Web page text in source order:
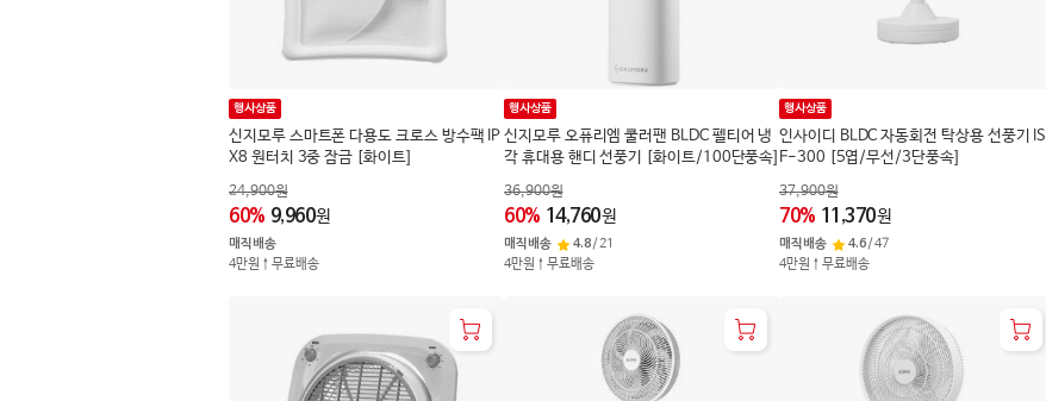
신지모루 스마트폰 다용도 크로스 방수팩 IP
X8 원터치 3중 잠금 [화이트]
행사상품
24,900원
60% 9,960원
매직배송
4만원↑무료배송
신지모루 오퓨리엠 쿨러팬 BLDC 펠티어 냉
각 휴대용 핸디 선풍기 [화이트/100단풍속]
행사상품
36,900원
60% 14,760원
매직배송 4.8/21
4만원↑무료배송
인사이디 BLDC 자동회전 탁상용 선풍기 IS
F-300 [5엽/무선/3단풍속]
행사상품
37,900원
70% 11,370원
매직배송 4.6/47
4만원↑무료배송